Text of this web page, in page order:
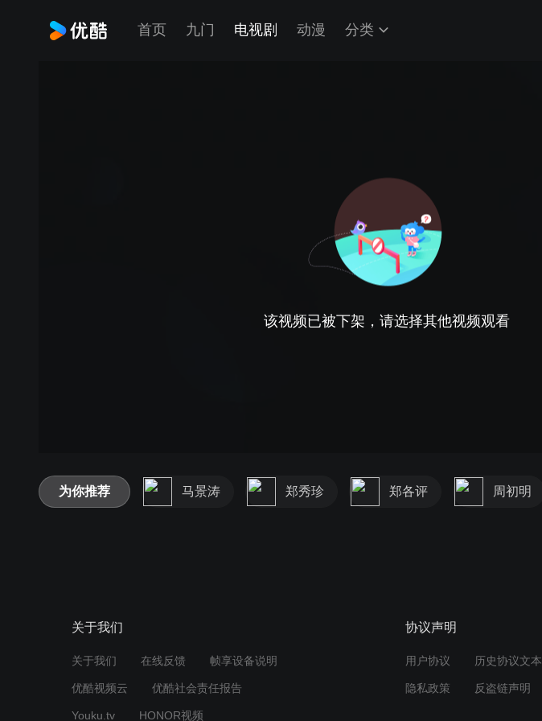
首页 九门 电视剧 动漫 分类
该视频已被下架，请选择其他视频观看
为你推荐 马景涛 郑秀珍 郑各评 周初明
关于我们
关于我们 在线反馈 帧享设备说明
优酷视频云 优酷社会责任报告
Youku.tv HONOR视频
协议声明
用户协议 历史协议文本
隐私政策 反盗链声明